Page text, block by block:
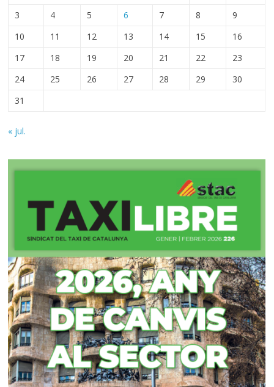
3
4 5 6 7 8
9
10
11 12 13 14 15
16
17
18 19 20 21 22
23
24
25 26 27 28 29
30
31
« jul.